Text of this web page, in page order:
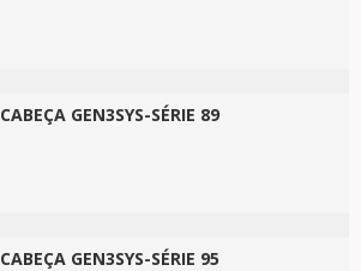
CABEÇA GEN3SYS-SÉRIE 89
CABEÇA GEN3SYS-SÉRIE 95